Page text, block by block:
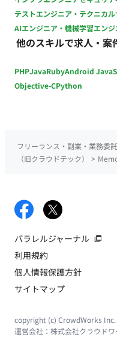
テストエンジニア・テクニカ
AIエンジニア・機械学習エンジ
他のスキルで求人・案
PHPJavaRubyAndroid Java
Objective-CPython
フリーランス・副業・業務委
（旧クラウドテック）
>
パラレルジャーナル
利用規約
個人情報保護方針
サイトマップ
copyright (c) CrowdWorks
運営会社： 株式会社クラウドワ